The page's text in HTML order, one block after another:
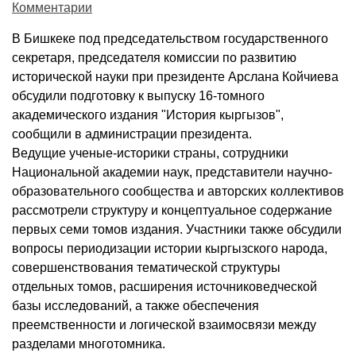
Комментарии
В Бишкеке под председательством государственного
секретаря, председателя комиссии по развитию
исторической науки при президенте Арслана Койчиева
обсудили подготовку к выпуску 16-томного
академического издания "История кыргызов",
сообщили в администрации президента.
Ведущие ученые-историки страны, сотрудники
Национальной академии наук, представители научно-
образовательного сообщества и авторских коллективов
рассмотрели структуру и концептуальное содержание
первых семи томов издания. Участники также обсудили
вопросы периодизации истории кыргызского народа,
совершенствования тематической структуры
отдельных томов, расширения источниковедческой
базы исследований, а также обеспечения
преемственности и логической взаимосвязи между
разделами многотомника.